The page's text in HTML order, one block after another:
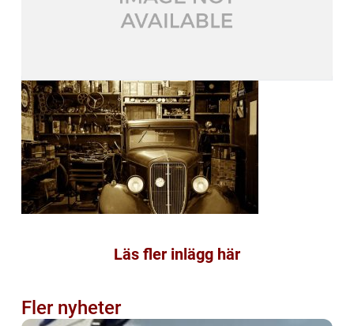
Läs fler inlägg här
Fler nyheter